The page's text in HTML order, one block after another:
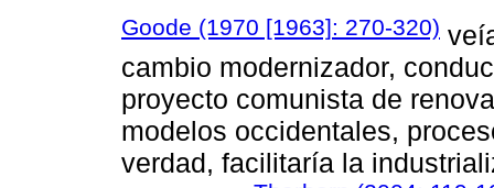
Goode (1970 [1963]: 270-320)
cambio modernizador,
proyecto comunista de
modelos occidentales,
verdad, facilitaría la